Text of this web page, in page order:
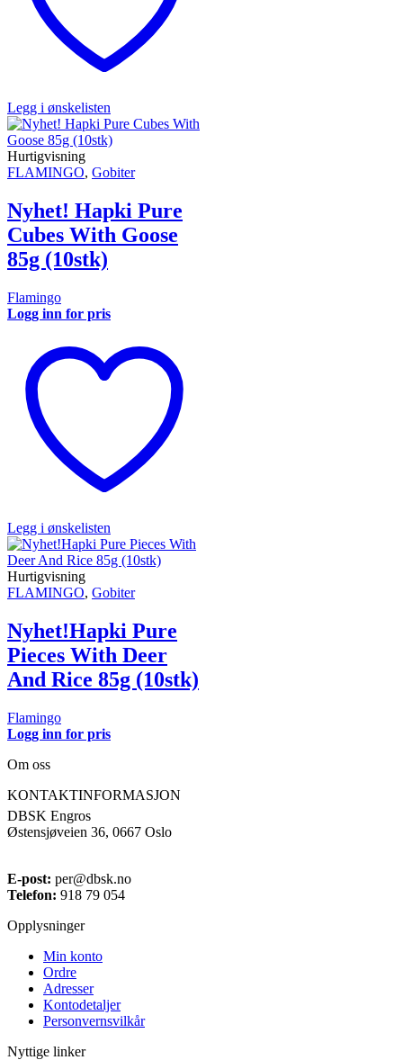
Legg i ønskelisten
Hurtigvisning
FLAMINGO, Gobiter
Nyhet! Hapki Pure
Cubes With Goose
85g (10stk)
Flamingo
Logg inn for pris
Legg i ønskelisten
Hurtigvisning
FLAMINGO, Gobiter
Nyhet!Hapki Pure
Pieces With Deer
And Rice 85g (10stk)
Flamingo
Logg inn for pris
Om oss
KONTAKTINFORMASJON
DBSK Engros
Østensjøveien 36, 0667 Oslo
E-post: per@dbsk.no
Telefon: 918 79 054
Opplysninger
Min konto
Ordre
Adresser
Kontodetaljer
Personvernsvilkår
Nyttige linker